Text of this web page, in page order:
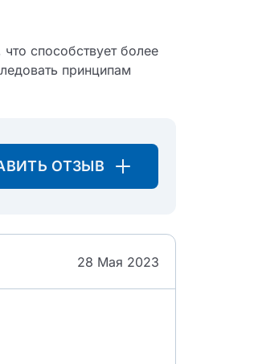
способствует более
принципам
ОТЗЫВ
28 Мая 2023